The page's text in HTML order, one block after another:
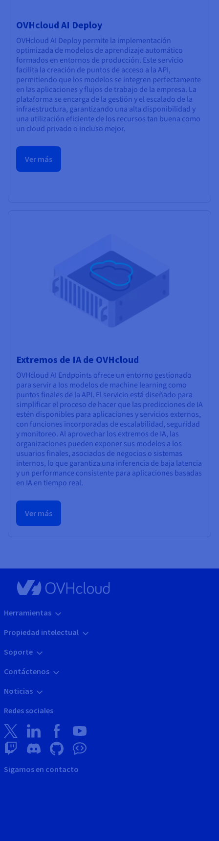
OVHcloud AI Deploy
OVHcloud AI Deploy permite la implementación
optimizada de modelos de aprendizaje automático
formados en entornos de producción. Este servicio
facilita la creación de puntos de acceso a la API,
permitiendo que los modelos se integren perfectamente
en las aplicaciones y flujos de trabajo de la empresa. La
plataforma se encarga de la gestión y el escalado de la
infraestructura, garantizando una alta disponibilidad y
una utilización eficiente de los recursos tan buena como
un cloud privado o incluso mejor.
Ver más
Extremos de IA de OVHcloud
OVHcloud AI Endpoints ofrece un entorno gestionado
para servir a los modelos de machine learning como
puntos finales de la API. El servicio está diseñado para
simplificar el proceso de hacer que las predicciones de IA
estén disponibles para aplicaciones y servicios externos,
con funciones incorporadas de escalabilidad, seguridad
y monitoreo. Al aprovechar los extremos de IA, las
organizaciones pueden exponer sus modelos a los
usuarios finales, asociados de negocios o sistemas
internos, lo que garantiza una inferencia de baja latencia
y un performance consistente para aplicaciones basadas
en IA en tiempo real.
Ver más
Herramientas
Propiedad intelectual
Soporte
Contáctenos
Noticias
Redes sociales
Sigamos en contacto